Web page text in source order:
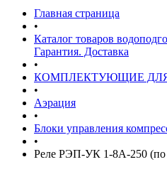
Главная страница
•
Каталог товаров
Гарантия. Доставка
•
КОМПЛЕКТУЮЩИЕ
•
Аэрация
•
Блоки управления
•
Реле РЭП-УК 1-8А-250 (по